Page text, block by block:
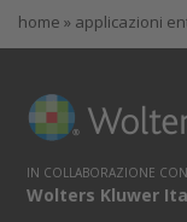
home » applicazioni
IN COLLABORAZIONE CON
Wolters Kluwer